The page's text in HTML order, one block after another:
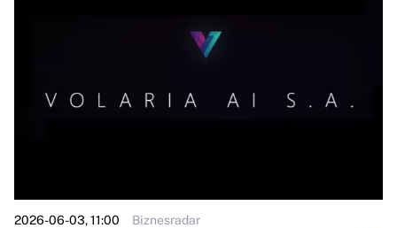
2026-06-03, 11:00 Biznesradar